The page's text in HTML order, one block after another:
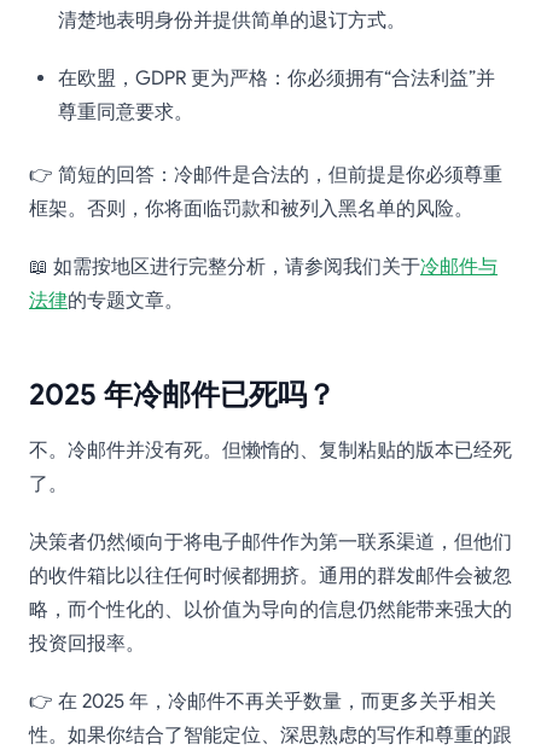
清楚地表明身份并提供简单的退订方式。
在欧盟，GDPR 更为严格：你必须拥有“合法利益”并
尊重同意要求。
👉 简短的回答：冷邮件是合法的，但前提是你必须尊重
框架。否则，你将面临罚款和被列入黑名单的风险。
📖 如需按地区进行完整分析，请参阅我们关于冷邮件与
法律的专题文章。
2025 年冷邮件已死吗？
不。冷邮件并没有死。但懒惰的、复制粘贴的版本已经死
了。
决策者仍然倾向于将电子邮件作为第一联系渠道，但他们
的收件箱比以往任何时候都拥挤。通用的群发邮件会被忽
略，而个性化的、以价值为导向的信息仍然能带来强大的
投资回报率。
👉 在 2025 年，冷邮件不再关乎数量，而更多关乎相关
性。如果你结合了智能定位、深思熟虑的写作和尊重的跟